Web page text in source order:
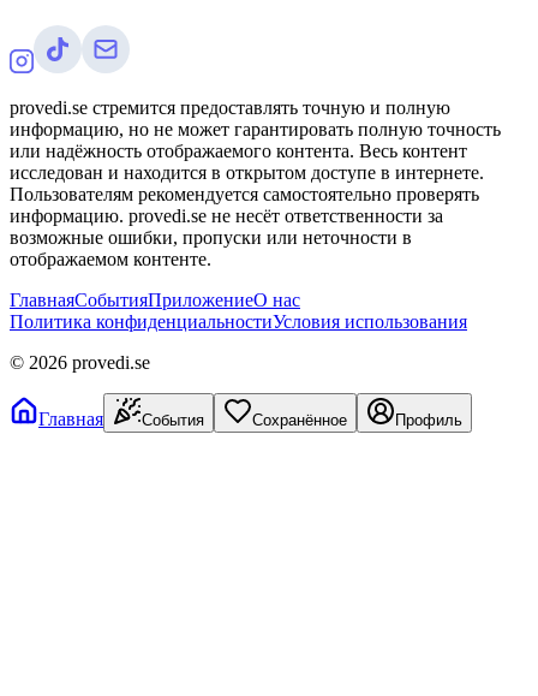
provedi.se стремится предоставлять точную и полную
информацию, но не может гарантировать полную точность
или надёжность отображаемого контента. Весь контент
исследован и находится в открытом доступе в интернете.
Пользователям рекомендуется самостоятельно проверять
информацию. provedi.se не несёт ответственности за
возможные ошибки, пропуски или неточности в
отображаемом контенте.
ГлавнаяСобытияПриложениеО нас
Политика конфиденциальностиУсловия использования
© 2026 provedi.se
Главная События Сохранённое Профиль